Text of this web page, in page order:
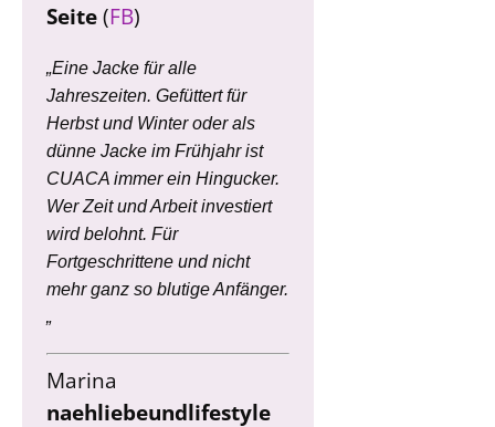
Seite (FB)
„Eine Jacke für alle
Jahreszeiten. Gefüttert für
Herbst und Winter oder als
dünne Jacke im Frühjahr ist
CUACA immer ein Hingucker.
Wer Zeit und Arbeit investiert
wird belohnt. Für
Fortgeschrittene und nicht
mehr ganz so blutige Anfänger.
„
Marina
naehliebeundlifestyle